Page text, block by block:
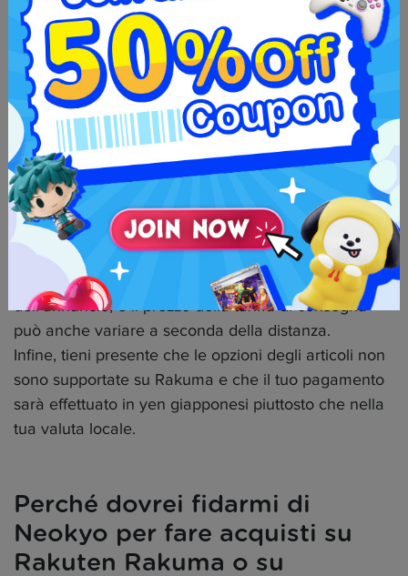
dell'articolo e le recensioni del venditore prima di
effettuare la tua richiesta di acquisto per assicurarti
che il prezzo pagato valga ciò che rappresenta.
Tieni presente che il tempo di consegna al
magazzino Neokyo e il costo di spedizione nazionale
possono variare in base alla prefettura del venditore
e alla sua prontezza. Neokyo ha sede a Fukuoka. Un
articolo proveniente da una prefettura lontana
impiegherà quindi più tempo ad arrivare. Se il tempo
di consegna è un fattore essenziale per te, la cosa
migliore da fare è controllare la prefettura di origine
dell'annuncio, e il prezzo della tariffa di consegna
può anche variare a seconda della distanza.
Infine, tieni presente che le opzioni degli articoli non
sono supportate su Rakuma e che il tuo pagamento
sarà effettuato in yen giapponesi piuttosto che nella
tua valuta locale.
Perché dovrei fidarmi di
Neokyo per fare acquisti su
Rakuten Rakuma o su